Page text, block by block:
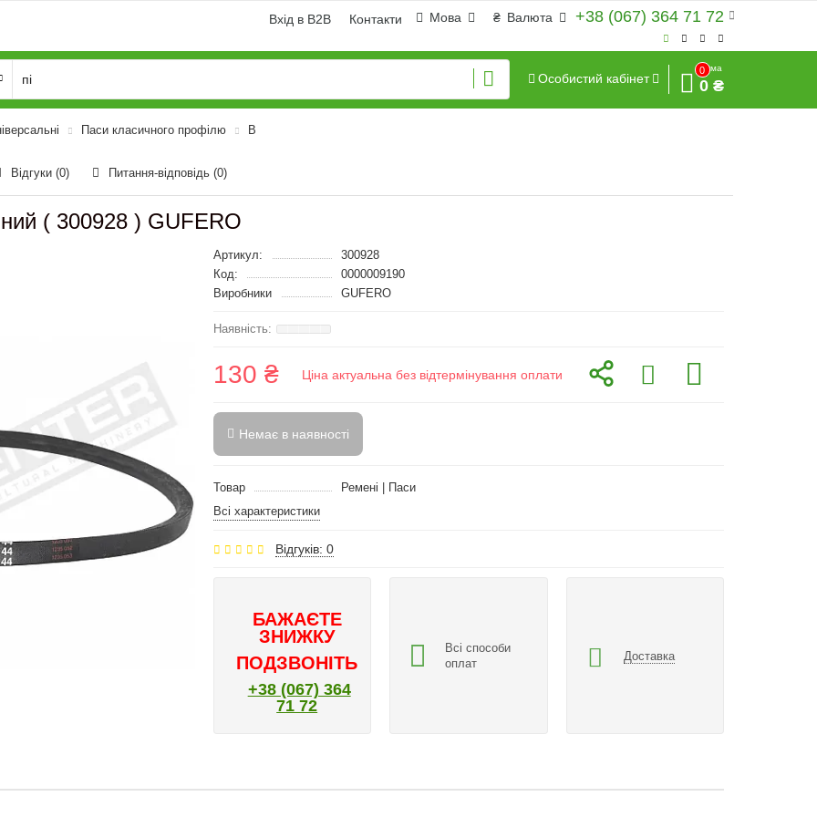
+38 (067) 364 71 72
₴ Валюта
Мова
Вхід в B2B Контакти
Особистий кабінет
0
Сума
0 ₴
Паси класичного профілю B
Відгуки (0) Питання-відповідь (0)
( 300928 ) GUFERO
Артикул:
300928
Код:
0000009190
Виробники
GUFERO
130 ₴ Ціна актуальна без відтермінування оплати
Немає в наявності
Товар
Ремені | Паси
Всі характеристики
Відгуків: 0
БАЖАЄТЕ
ЗНИЖКУ
ПОДЗВОНІТЬ
+38 (067) 364
71 72
Всі способи
оплат
Доставка